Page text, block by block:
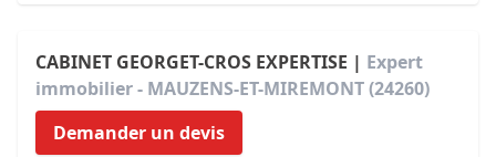
CABINET GEORGET-CROS EXPERTISE | Expert
immobilier - MAUZENS-ET-MIREMONT (24260)
Demander un devis